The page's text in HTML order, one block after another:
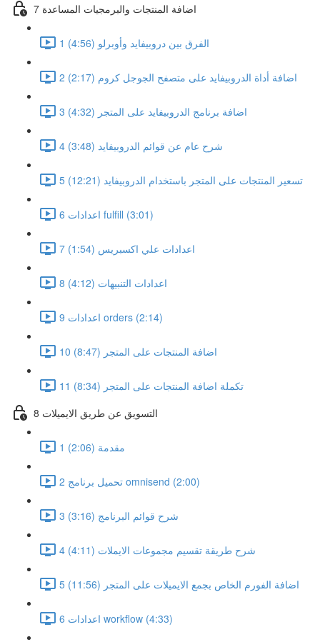
7 اضافة المنتجات والبرمجيات المساعدة
1 الفرق بين دروبيفايد وأوبرلو (4:56)
2 اضافة أداة الدروبيفايد على متصفح الجوجل كروم (2:17)
3 اضافة برنامج الدروبيفايد على المتجر (4:32)
4 شرح عام عن قوائم الدروبيفايد (3:48)
5 تسعير المنتجات على المتجر باستخدام الدروبيفايد (12:21)
6 اعدادات fulfill (3:01)
7 اعدادات علي اكسبريس (1:54)
8 اعدادات التنبيهات (4:12)
9 اعدادات orders (2:14)
10 اضافة المنتجات على المتجر (8:47)
11 تكملة اضافة المنتجات على المتجر (8:34)
8 التسويق عن طريق الايميلات
1 مقدمة (2:06)
2 تحميل برنامج omnisend (2:00)
3 شرح قوائم البرنامج (3:16)
4 شرح طريقة تقسيم مجموعات الايملات (4:11)
5 اضافة الفورم الخاص بجمع الايميلات على المتجر (11:56)
6 اعدادات workflow (4:33)